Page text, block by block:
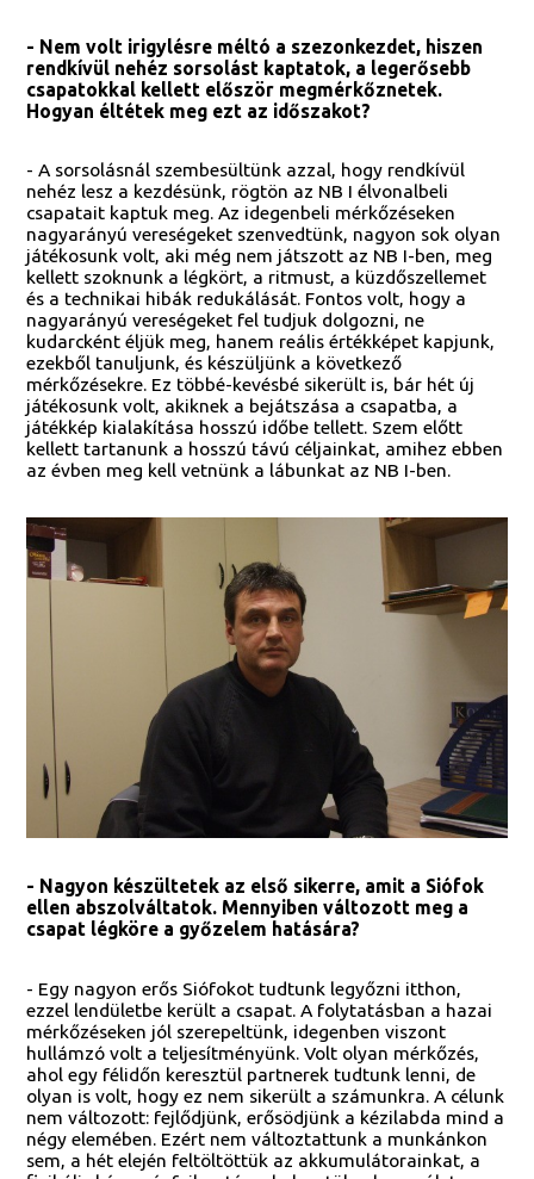
- Nem volt irigylésre méltó a szezonkezdet, hiszen
rendkívül nehéz sorsolást kaptatok, a legerősebb
csapatokkal kellett először megmérkőznetek.
Hogyan éltétek meg ezt az időszakot?
- A sorsolásnál szembesültünk azzal, hogy rendkívül
nehéz lesz a kezdésünk, rögtön az NB I élvonalbeli
csapatait kaptuk meg. Az idegenbeli mérkőzéseken
nagyarányú vereségeket szenvedtünk, nagyon sok olyan
játékosunk volt, aki még nem játszott az NB I-ben, meg
kellett szoknunk a légkört, a ritmust, a küzdőszellemet
és a technikai hibák redukálását. Fontos volt, hogy a
nagyarányú vereségeket fel tudjuk dolgozni, ne
kudarcként éljük meg, hanem reális értékképet kapjunk,
ezekből tanuljunk, és készüljünk a következő
mérkőzésekre. Ez többé-kevésbé sikerült is, bár hét új
játékosunk volt, akiknek a bejátszása a csapatba, a
játékkép kialakítása hosszú időbe tellett. Szem előtt
kellett tartanunk a hosszú távú céljainkat, amihez ebben
az évben meg kell vetnünk a lábunkat az NB I-ben.
- Nagyon készültetek az első sikerre, amit a Siófok
ellen abszolváltatok. Mennyiben változott meg a
csapat légköre a győzelem hatására?
- Egy nagyon erős Siófokot tudtunk legyőzni itthon,
ezzel lendületbe került a csapat. A folytatásban a hazai
mérkőzéseken jól szerepeltünk, idegenben viszont
hullámzó volt a teljesítményünk. Volt olyan mérkőzés,
ahol egy félidőn keresztül partnerek tudtunk lenni, de
olyan is volt, hogy ez nem sikerült a számunkra. A célunk
nem változott: fejlődjünk, erősödjünk a kézilabda mind a
négy elemében. Ezért nem változtattunk a munkánkon
sem, a hét elején feltöltöttük az akkumulátorainkat, a